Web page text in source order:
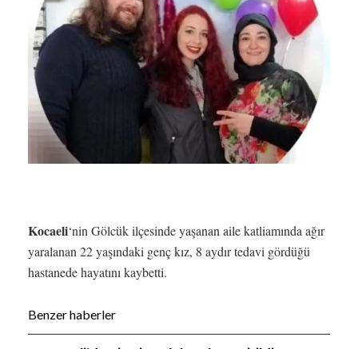
Kocaeli‘nin Gölcük ilçesinde yaşanan aile katliamında ağır
yaralanan 22 yaşındaki genç kız, 8 aydır tedavi gördüğü
hastanede hayatını kaybetti.
Benzer haberler